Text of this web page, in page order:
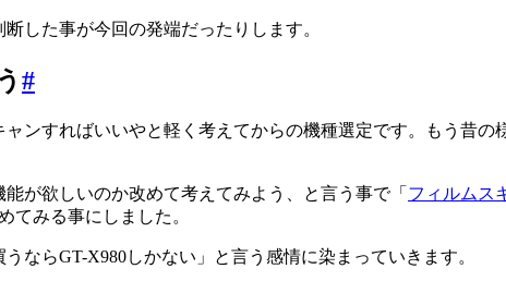
した事が今回の発端だったりします。
#
ンすればいいやと軽く考えてからの機種選定です。もう昔の
が欲しいのか改めて考えてみよう、と言う事で「 フィルムス
てみる事にしました。
ならGT-X980しかない」と言う感情に染まっていきます。